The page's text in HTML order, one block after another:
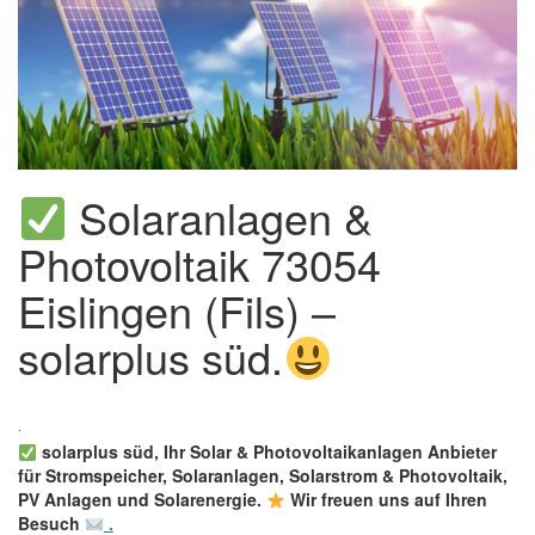
Solaranlagen &
Photovoltaik 73054
Eislingen (Fils) –
solarplus süd.
solarplus süd, Ihr Solar & Photovoltaikanlagen Anbieter
für Stromspeicher, Solaranlagen, Solarstrom & Photovoltaik,
PV Anlagen und Solarenergie.
Wir freuen uns auf Ihren
Besuch
.